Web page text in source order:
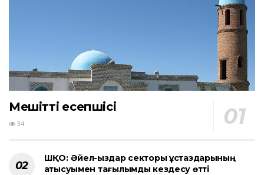
Мешіттің есепшісі
34
ШҚО: Әйел-қыздар секторы ұстаздарының
қатысуымен тағылымды кездесу өтті